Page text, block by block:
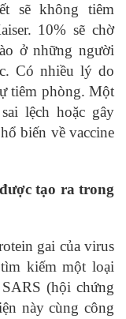
sẽ không tiêm
10% sẽ chờ
ở những người
Có nhiều lý do
tiêm phòng. Một
lệch hoặc gây
biến về vaccine
tạo ra trong
gai của virus
kiếm một loại
(hội chứng
này cùng công